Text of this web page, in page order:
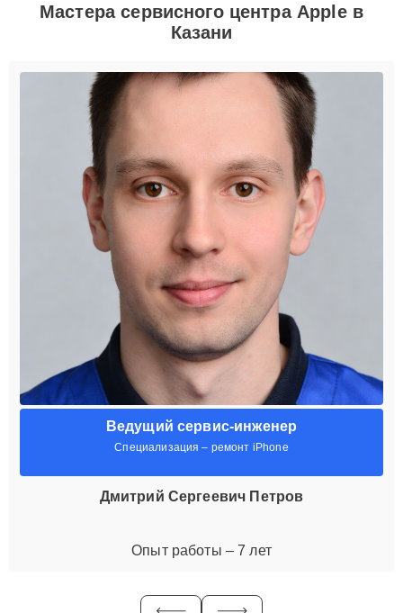
Мастера сервисного центра Apple в
Казани
Ведущий сервис-инженер
Специализация – ремонт iPhone
Дмитрий Сергеевич Петров
Опыт работы – 7 лет